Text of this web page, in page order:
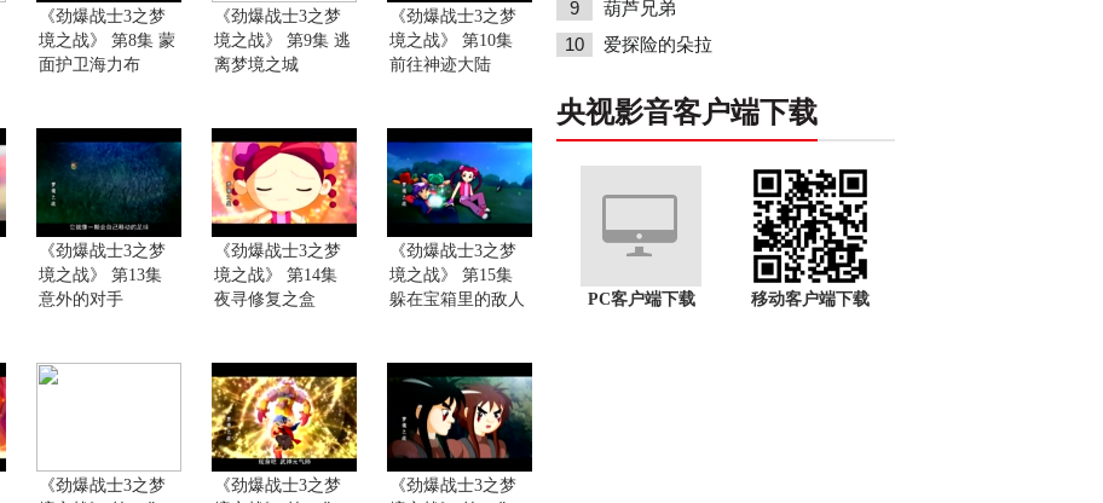
《劲爆战士3之梦
境之战》 第8集 蒙
面护卫海力布
《劲爆战士3之梦
境之战》 第9集 逃
离梦境之城
《劲爆战士3之梦
境之战》 第10集
前往神迹大陆
《劲爆战士3之梦
境之战》 第13集
意外的对手
《劲爆战士3之梦
境之战》 第14集
夜寻修复之盒
《劲爆战士3之梦
境之战》 第15集
躲在宝箱里的敌人
《劲爆战士3之梦
《劲爆战士3之梦
《劲爆战士3之梦
9 葫芦兄弟
10 爱探险的朵拉
央视影音客户端下载
PC客户端下载 移动客户端下载